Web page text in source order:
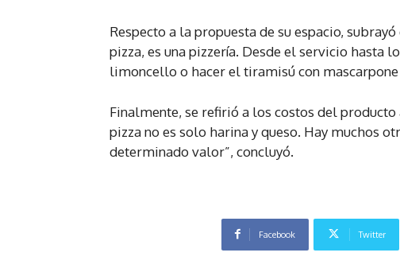
Respecto a la propuesta de su espacio,
pizza, es una pizzería. Desde el servicio hasta
limoncello o hacer el tiramisú con mascarpone
Finalmente, se refirió a los costos del
pizza no es solo harina y queso. Hay muchos
determinado valor”, concluyó.
Facebook Twitter